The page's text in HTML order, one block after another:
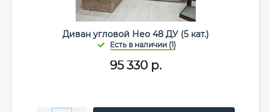
Диван угловой Нео 48 ДУ (5 кат.)
95 330 р.